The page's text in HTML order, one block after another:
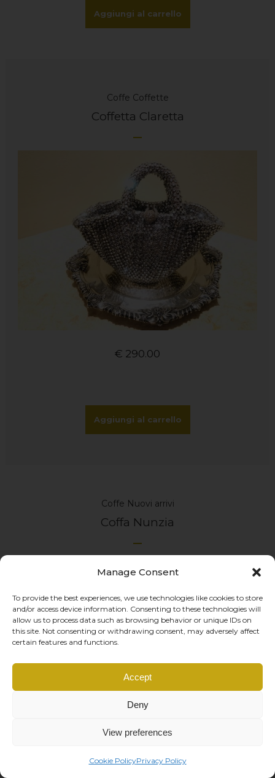
Manage Consent
To provide the best experiences, we use technologies like cookies to store
and/or access device information. Consenting to these technologies will
allow us to process data such as browsing behavior or unique IDs on
this site. Not consenting or withdrawing consent, may adversely affect
certain features and functions.
Accept
Deny
View preferences
Cookie PolicyPrivacy Policy
Aggiungi al carrello
Coffe Coffette
Coffetta Claretta
€ 290.00
Aggiungi al carrello
Coffe Nuovi arrivi
Coffa Nunzia
€70.00